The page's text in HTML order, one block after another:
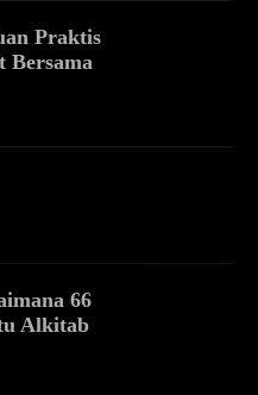
Praktis
Bersama
66
Alkitab